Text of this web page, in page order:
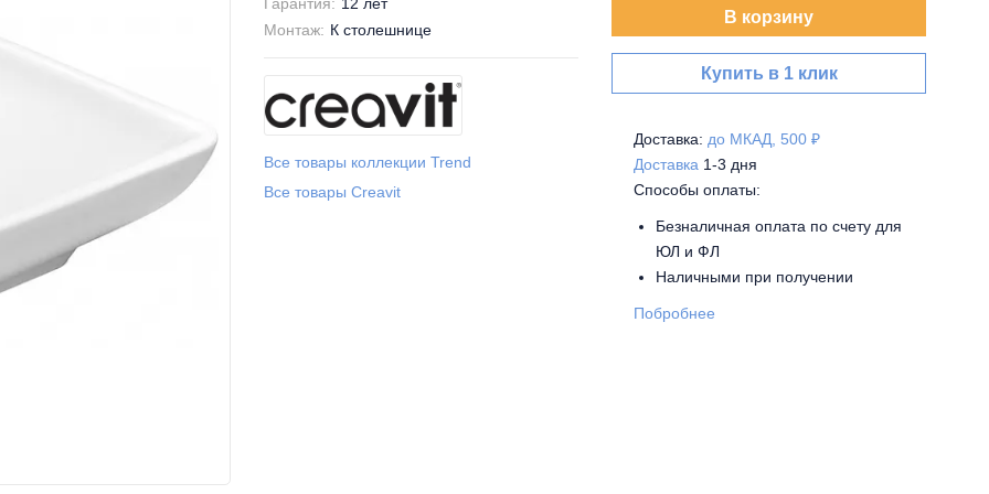
Монтаж: К столешнице
Все товары коллекции Trend
Все товары Creavit
В корзину
Купить в 1 клик
Доставка: до МКАД, 500 ₽
Доставка 1-3 дня
Способы оплаты:
Безналичная оплата по счету для
ЮЛ и ФЛ
Наличными при получении
Побробнее